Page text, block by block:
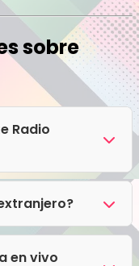
sobre
Radio
Folklore,
Estrella no tiene
desde
en vivo